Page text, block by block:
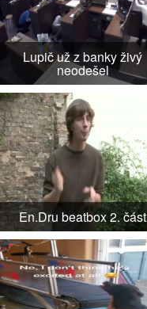
Lupič už z banky živý
neodešel
En.Dru beatbox 2. část